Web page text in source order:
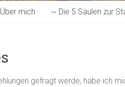
Über mich ~ Die 5 Säulen zur
gefragt werde, habe ich